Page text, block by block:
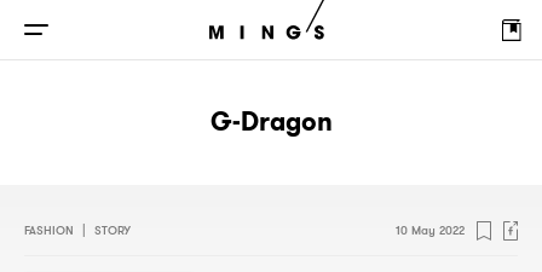
G-Dragon
FASHION STORY 10 May 2022